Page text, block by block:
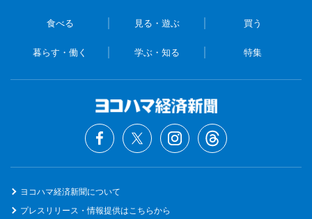
食べる 見る・遊ぶ 買う
暮らす・働く 学ぶ・知る 特集
ヨコハマ経済新聞について
プレスリリース・情報提供はこちらから